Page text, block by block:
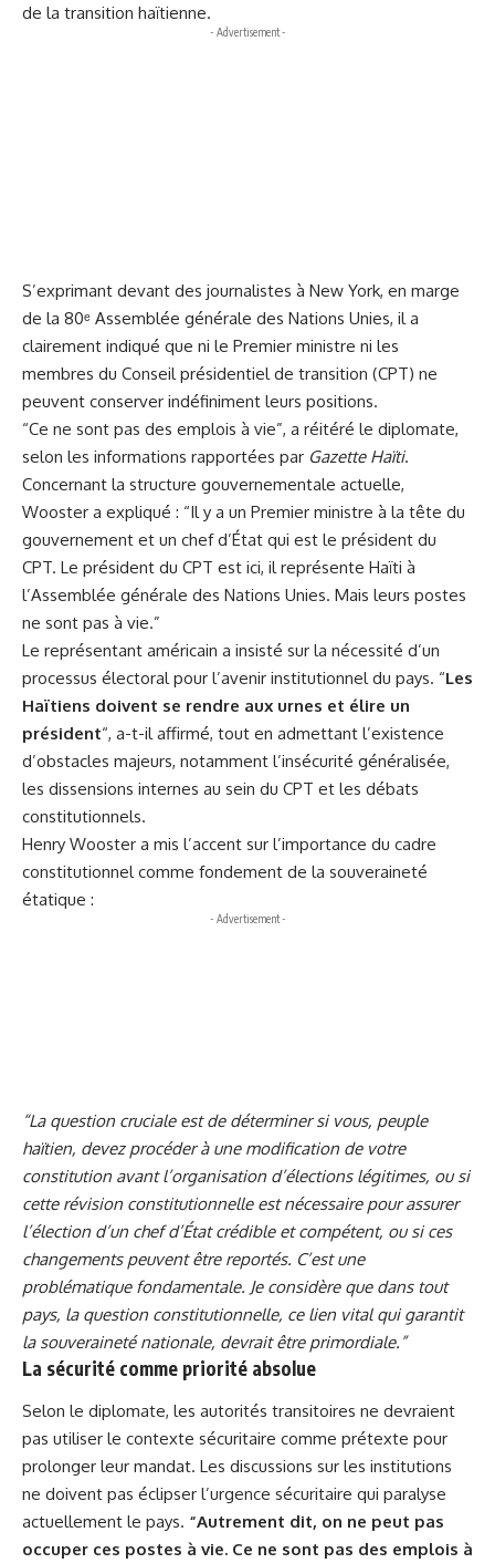
de la transition haïtienne.
- Advertisement -
S’exprimant devant des journalistes à New York, en marge
de la 80ᵉ Assemblée générale des Nations Unies, il a
clairement indiqué que ni le Premier ministre ni les
membres du Conseil présidentiel de transition (CPT) ne
peuvent conserver indéfiniment leurs positions.
“Ce ne sont pas des emplois à vie”, a réitéré le diplomate,
selon les informations rapportées par Gazette Haïti.
Concernant la structure gouvernementale actuelle,
Wooster a expliqué : “Il y a un Premier ministre à la tête du
gouvernement et un chef d’État qui est le président du
CPT. Le président du CPT est ici, il représente Haïti à
l’Assemblée générale des Nations Unies. Mais leurs postes
ne sont pas à vie.”
Le représentant américain a insisté sur la nécessité d’un
processus électoral pour l’avenir institutionnel du pays. “Les
Haïtiens doivent se rendre aux urnes et élire un
président“, a-t-il affirmé, tout en admettant l’existence
d’obstacles majeurs, notamment l’insécurité généralisée,
les dissensions internes au sein du CPT et les débats
constitutionnels.
Henry Wooster a mis l’accent sur l’importance du cadre
constitutionnel comme fondement de la souveraineté
étatique :
- Advertisement -
“La question cruciale est de déterminer si vous, peuple
haïtien, devez procéder à une modification de votre
constitution avant l’organisation d’élections légitimes, ou si
cette révision constitutionnelle est nécessaire pour assurer
l’élection d’un chef d’État crédible et compétent, ou si ces
changements peuvent être reportés. C’est une
problématique fondamentale. Je considère que dans tout
pays, la question constitutionnelle, ce lien vital qui garantit
la souveraineté nationale, devrait être primordiale.”
La sécurité comme priorité absolue
Selon le diplomate, les autorités transitoires ne devraient
pas utiliser le contexte sécuritaire comme prétexte pour
prolonger leur mandat. Les discussions sur les institutions
ne doivent pas éclipser l’urgence sécuritaire qui paralyse
actuellement le pays. “Autrement dit, on ne peut pas
occuper ces postes à vie. Ce ne sont pas des emplois à